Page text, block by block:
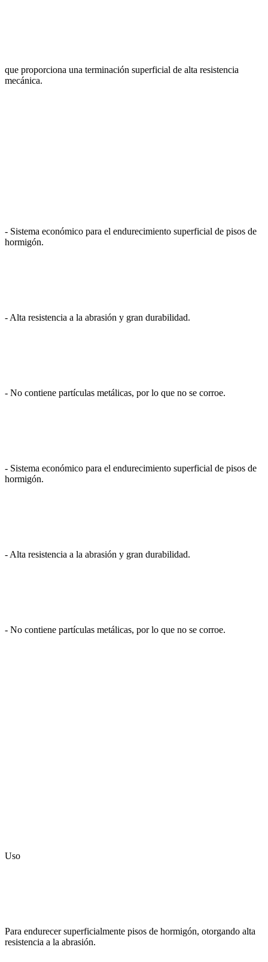
que proporciona una terminación superficial de alta resistencia
mecánica.
- Sistema económico para el endurecimiento superficial de pisos de
hormigón.
- Alta resistencia a la abrasión y gran durabilidad.
- No contiene partículas metálicas, por lo que no se corroe.
- Sistema económico para el endurecimiento superficial de pisos de
hormigón.
- Alta resistencia a la abrasión y gran durabilidad.
- No contiene partículas metálicas, por lo que no se corroe.
Uso
Para endurecer superficialmente pisos de hormigón, otorgando alta
resistencia a la abrasión.